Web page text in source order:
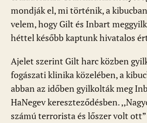
mondják el, mi történik, a
velem, hogy Gilt és Inbart
héttel később kaptunk hivatalos
Ajelet szerint Gilt harc közben
fogászati klinika közelében, a
abban az időben gyilkolták meg
HaNegev kereszteződésben.
számú terrorista és lőszer volt